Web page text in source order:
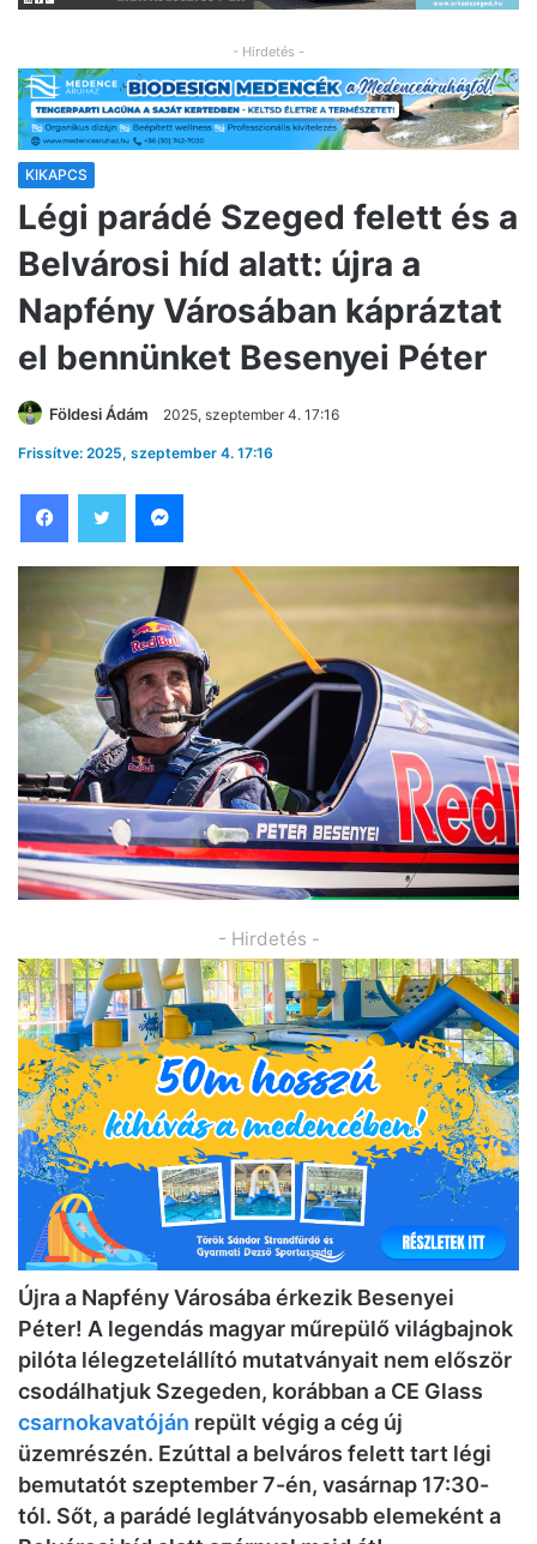
- Hirdetés -
KIKAPCS
Légi parádé Szeged felett és a
Belvárosi híd alatt: újra a
Napfény Városában kápráztat
el bennünket Besenyei Péter
Földesi Ádám 2025, szeptember 4. 17:16
Frissítve: 2025, szeptember 4. 17:16
- Hirdetés -
Újra a Napfény Városába érkezik Besenyei
Péter! A legendás magyar műrepülő világbajnok
pilóta lélegzetelállító mutatványait nem először
csodálhatjuk Szegeden, korábban a CE Glass
csarnokavatóján repült végig a cég új
üzemrészén. Ezúttal a belváros felett tart légi
bemutatót szeptember 7-én, vasárnap 17:30-
tól. Sőt, a parádé leglátványosabb elemeként a